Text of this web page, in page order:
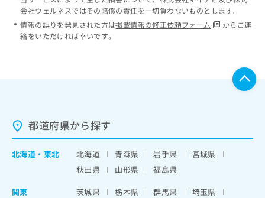
会社ウェルネスではその賠償の責任を一切負わないものとします。
情報の誤りを発見された方は掲載情報の修正依頼フォーム
からご連
絡をいただければ幸いです。
都道府県から探す
北海道 ・ 東北 北海道 青森県 岩手県
宮城県
秋田県
山形県
福島県
関東
茨城県 栃木県 群馬県
埼玉県